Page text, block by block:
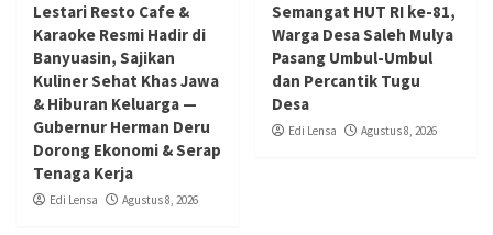
Lestari Resto Cafe &
Karaoke Resmi Hadir di
Banyuasin, Sajikan
Kuliner Sehat Khas Jawa
& Hiburan Keluarga —
Gubernur Herman Deru
Dorong Ekonomi & Serap
Tenaga Kerja
Edi Lensa Agustus 8, 2026
Semangat HUT RI ke-81,
Warga Desa Saleh Mulya
Pasang Umbul-Umbul
dan Percantik Tugu
Desa
Edi Lensa Agustus 8, 2026